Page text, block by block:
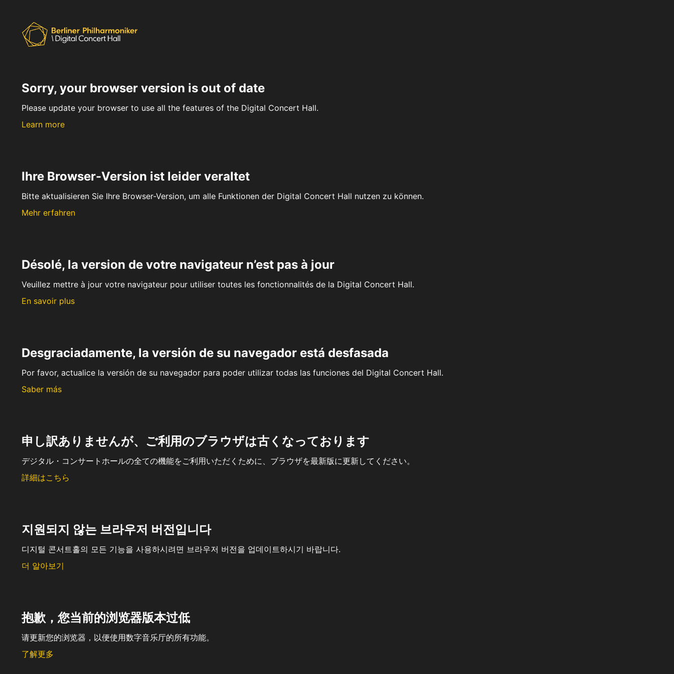
Sorry, your browser version is out of date
Please update your browser to use all the features of the Digital Concert Hall.
Learn more
Ihre Browser-Version ist leider veraltet
Bitte aktualisieren Sie Ihre Browser-Version, um alle Funktionen der Digital Concert Hall nutzen zu können.
Mehr erfahren
Désolé, la version de votre navigateur n’est pas à jour
Veuillez mettre à jour votre navigateur pour utiliser toutes les fonctionnalités de la Digital Concert Hall.
En savoir plus
Desgraciadamente, la versión de su navegador está desfasada
Por favor, actualice la versión de su navegador para poder utilizar todas las funciones del Digital Concert Hall.
Saber más
申し訳ありませんが、ご利用のブラウザは古くなっております
デジタル・コンサートホールの全ての機能をご利用いただくために、ブラウザを最新版に更新してください。
詳細はこちら
지원되지 않는 브라우저 버전입니다
디지털 콘서트홀의 모든 기능을 사용하시려면 브라우저 버전을 업데이트하시기 바랍니다.
더 알아보기
抱歉，您当前的浏览器版本过低
请更新您的浏览器，以便使用数字音乐厅的所有功能。
了解更多